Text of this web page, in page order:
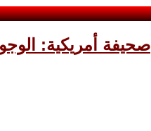
صحيفة أمريكية: